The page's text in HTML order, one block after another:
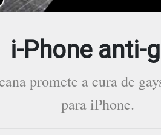
i-Phone anti-
promete a cura de
para iPhone.